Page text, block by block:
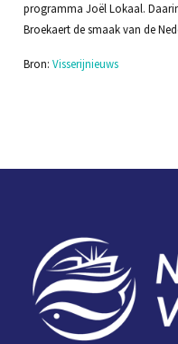
programma Joël Lokaal.
Broekaert de smaak van de
Bron: Visserijnieuws